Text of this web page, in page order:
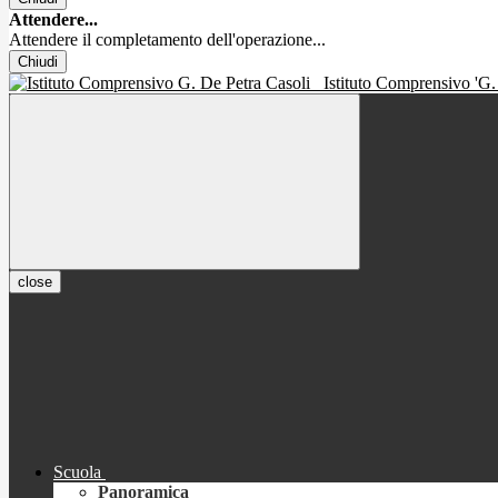
Attendere...
Attendere il completamento dell'operazione...
Chiudi
Istituto Comprensivo
close
Scuola
Panoramica